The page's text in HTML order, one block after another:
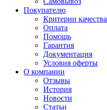
Покупателю
Критерии качества
Оплата
Помощь
Гарантия
Документация
Условия оферты
О компании
Отзывы
История
Новости
Статьи